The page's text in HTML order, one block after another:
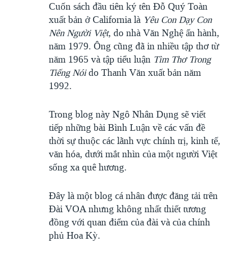
Cuốn sách đầu tiên ký tên Đỗ Quý Toàn
xuất bản ở California là Yêu Con Dạy Con
Nên Người Việt, do nhà Văn Nghệ ấn hành,
năm 1979. Ông cũng đã in nhiều tập thơ từ
năm 1965 và tập tiểu luận Tìm Thơ Trong
Tiếng Nóido Thanh Văn xuất bản năm
1992.
Trong blog này Ngô Nhân Dụng sẽ viết
tiếp những bài Bình Luận về các vấn đề
thời sự thuộc các lãnh vực chính trị, kinh tế,
văn hóa, dưới mắt nhìn của một người Việt
sống xa quê hương.
Đây là một blog cá nhân được đăng tải trên
Đài VOA nhưng không nhất thiết tương
đồng với quan điểm của đài và của chính
phủ Hoa Kỳ.